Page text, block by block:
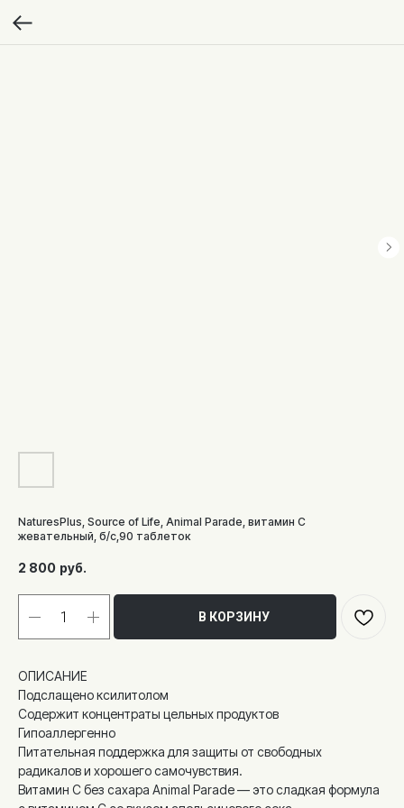
NaturesPlus, Source of Life, Animal Parade, витамин С
жевательный, б/с,90 таблеток
2 800 руб.
В КОРЗИНУ
ОПИСАНИЕ
Подслащено ксилитолом
Содержит концентраты цельных продуктов
Гипоаллергенно
Питательная поддержка для защиты от свободных
радикалов и хорошего самочувствия.
Витамин С без сахара Animal Parade — это сладкая формула